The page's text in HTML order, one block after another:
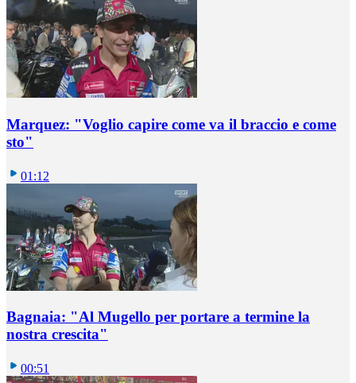
Marquez: "Voglio capire come va il braccio e come
sto"
01:12
Bagnaia: "Al Mugello per portare a termine la
nostra crescita"
00:51